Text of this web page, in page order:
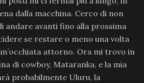
dalla macchina. Cerco di non
andare avanti fino alla prossima
se restare o meno una volta
attorno. Ora mi trovo in
di cowboy, Mataranka, e la mia
probabilmente Uluru, la